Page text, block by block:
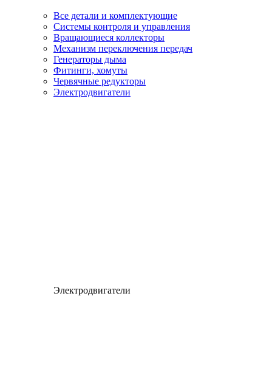
Все детали и комплектующие
Системы контроля и управления
Вращающиеся коллекторы
Механизм переключения передач
Генераторы дыма
Фитинги, хомуты
Червячные редукторы
Электродвигатели
Электродвигатели